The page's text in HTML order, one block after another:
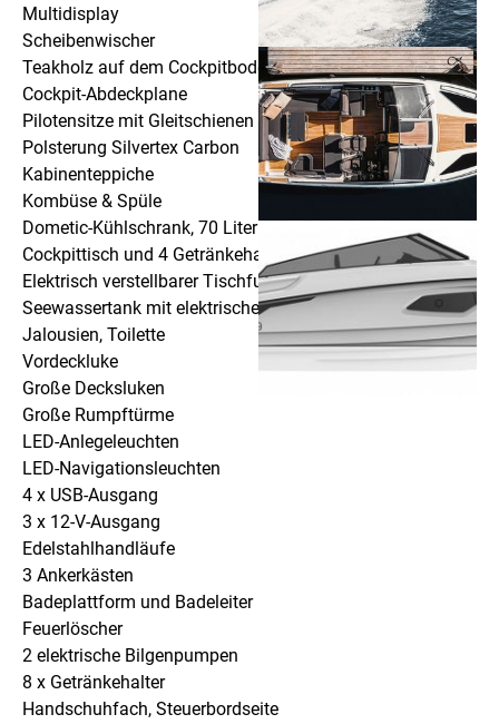
Multidisplay
Scheibenwischer
Teakholz auf dem Cockpitboden
Cockpit-Abdeckplane
Pilotensitze mit Gleitschienen
Polsterung Silvertex Carbon
Kabinenteppiche
Kombüse & Spüle
Dometic-Kühlschrank, 70 Liter
Cockpittisch und 4 Getränkehalter
Elektrisch verstellbarer Tischfuß
Seewassertank mit elektrischer Spülung
Jalousien, Toilette
Vordeckluke
Große Decksluken
Große Rumpftürme
LED-Anlegeleuchten
LED-Navigationsleuchten
4 x USB-Ausgang
3 x 12-V-Ausgang
Edelstahlhandläufe
3 Ankerkästen
Badeplattform und Badeleiter
Feuerlöscher
2 elektrische Bilgenpumpen
8 x Getränkehalter
Handschuhfach, Steuerbordseite